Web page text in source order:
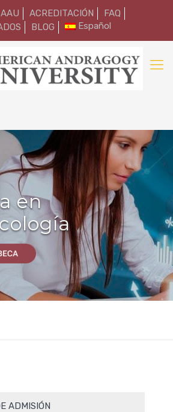
ACREDITACIÓN
FAQ
BLOG Español
en
ADMISIÓN